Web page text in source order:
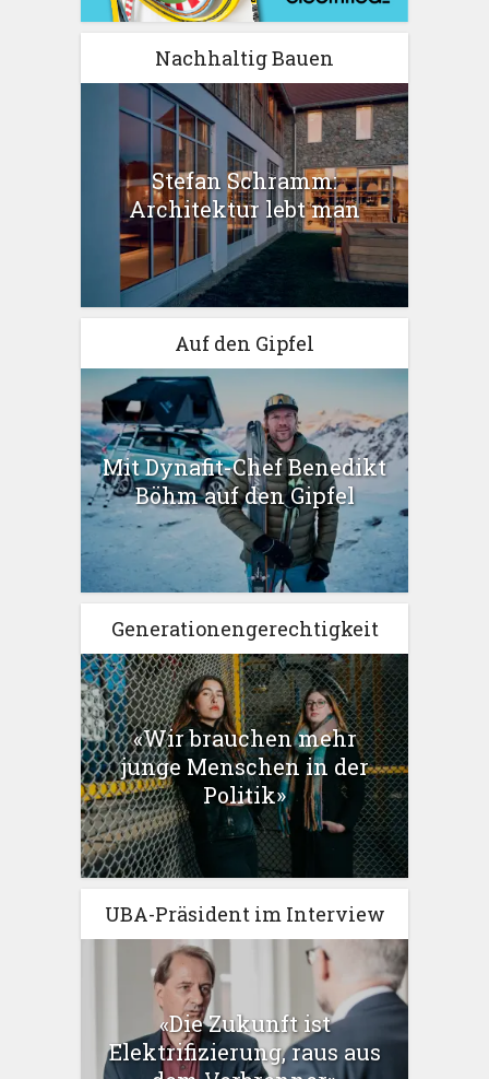
Nachhaltig Bauen
Stefan Schramm:
Architektur lebt man
Auf den Gipfel
Mit Dynafit-Chef Benedikt
Böhm auf den Gipfel
Generationengerechtigkeit
«Wir brauchen mehr
junge Menschen in der
Politik»
UBA-Präsident im Interview
«Die Zukunft ist
Elektrifizierung, raus aus